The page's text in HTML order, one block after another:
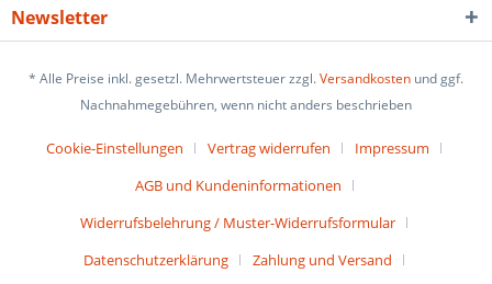
Newsletter
* Alle Preise inkl. gesetzl. Mehrwertsteuer zzgl.Versandkosten und ggf.
Nachnahmegebühren, wenn nicht anders beschrieben
Cookie-Einstellungen Vertrag widerrufen
Impressum
AGB und Kundeninformationen
Widerrufsbelehrung / Muster-Widerrufsformular
Datenschutzerklärung
Zahlung und Versand